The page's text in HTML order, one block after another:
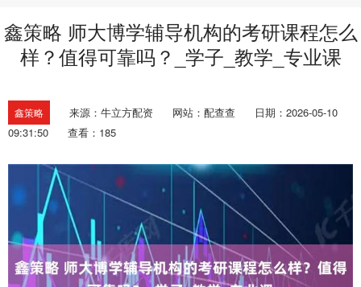
鑫策略 师大博学辅导机构的考研课程怎么
样？值得可靠吗？_学子_教学_专业课
鑫策略 来源：牛立方配资 网站：配查查
日期：2026-05-10
09:31:50
查看：185